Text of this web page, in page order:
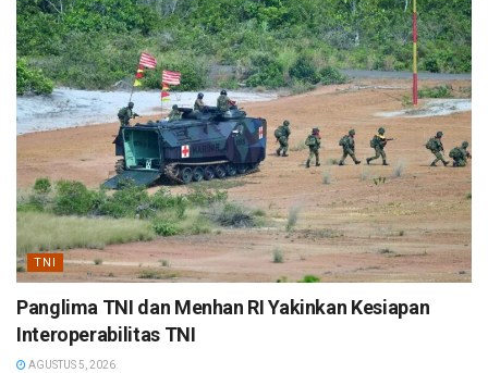
TNI
Panglima TNI dan Menhan RI Yakinkan Kesiapan
Interoperabilitas TNI
AGUSTUS 5, 2026